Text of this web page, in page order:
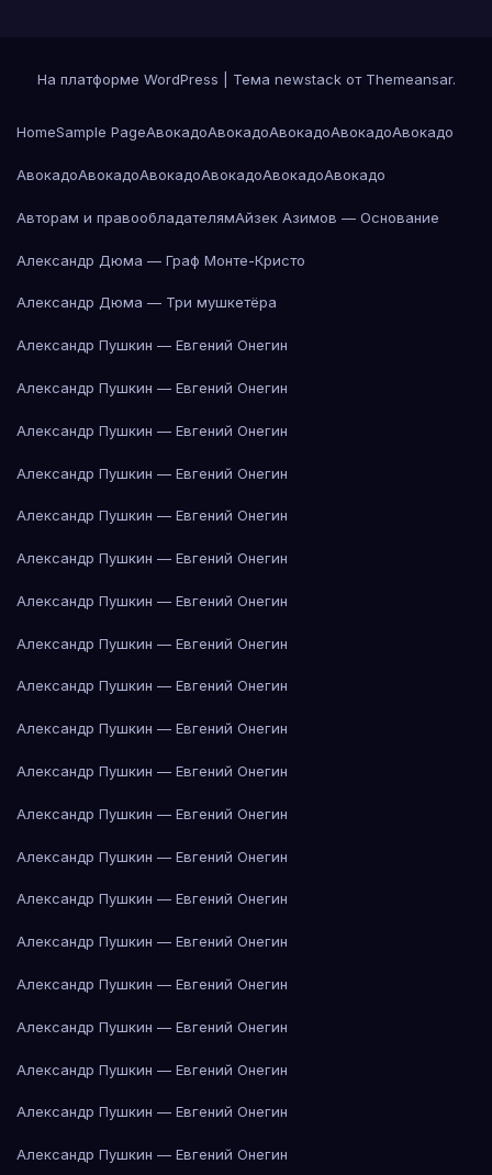
На платформе WordPress Тема newstack от Themeansar.
HomeSample PageАвокадоАвокадоАвокадоАвокадоАвокадо
АвокадоАвокадоАвокадоАвокадоАвокадоАвокадо
Авторам и правообладателямАйзек Азимов — Основание
Александр Дюма — Граф Монте-Кристо
Александр Дюма — Три мушкетёра
Александр Пушкин — Евгений Онегин
Александр Пушкин — Евгений Онегин
Александр Пушкин — Евгений Онегин
Александр Пушкин — Евгений Онегин
Александр Пушкин — Евгений Онегин
Александр Пушкин — Евгений Онегин
Александр Пушкин — Евгений Онегин
Александр Пушкин — Евгений Онегин
Александр Пушкин — Евгений Онегин
Александр Пушкин — Евгений Онегин
Александр Пушкин — Евгений Онегин
Александр Пушкин — Евгений Онегин
Александр Пушкин — Евгений Онегин
Александр Пушкин — Евгений Онегин
Александр Пушкин — Евгений Онегин
Александр Пушкин — Евгений Онегин
Александр Пушкин — Евгений Онегин
Александр Пушкин — Евгений Онегин
Александр Пушкин — Евгений Онегин
Александр Пушкин — Евгений Онегин